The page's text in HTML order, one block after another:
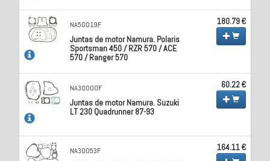
NA50019F
Juntas de motor Namura. Polaris
Sportsman 450 / RZR 570 / ACE
570 / Ranger 570
180.79 €
NA30000F
Juntas de motor Namura. Suzuki
LT 230 Quadrunner 87-93
60.22 €
NA30053F 164.11 €